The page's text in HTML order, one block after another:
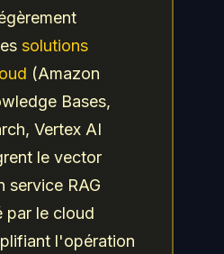
solutions
(Amazon
Bases,
Vertex AI
le vector
service RAG
par le cloud
l'opération